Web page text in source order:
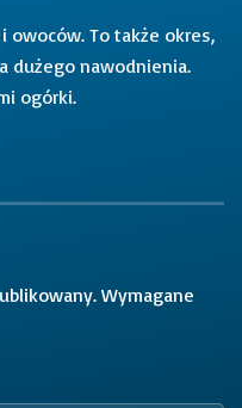
owoców. To także okres,
dużego nawodnienia.
ogórki.
Wymagane